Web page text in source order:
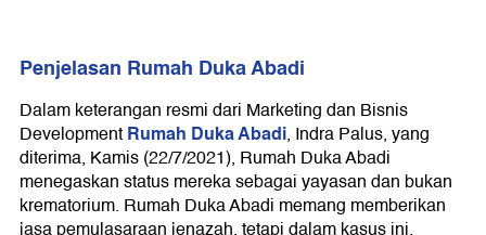
Penjelasan Rumah Duka Abadi
Dalam keterangan resmi dari Marketing dan Bisnis
DevelopmentRumah Duka Abadi, Indra Palus, yang
diterima, Kamis (22/7/2021), Rumah Duka Abadi
menegaskan status mereka sebagai yayasan dan bukan
krematorium. Rumah Duka Abadi memang memberikan